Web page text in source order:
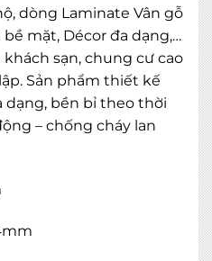
dòng Laminate Vân gỗ
mặt, Décor đa dạng,…
sạn, chung cư cao
Sản phẩm thiết kế
dạng, bền bỉ theo thời
– chống cháy lan